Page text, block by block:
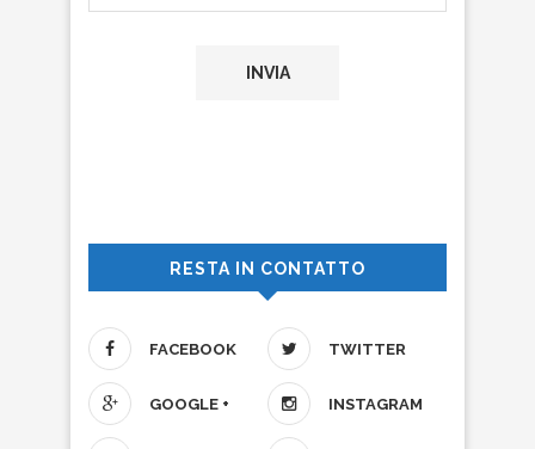
RESTA IN CONTATTO
FACEBOOK TWITTER
GOOGLE + INSTAGRAM